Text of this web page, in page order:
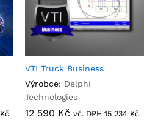
Kč
VTI Truck Business
Výrobce: Delphi
Technologies
12 590 Kč vč. DPH 15 234 Kč